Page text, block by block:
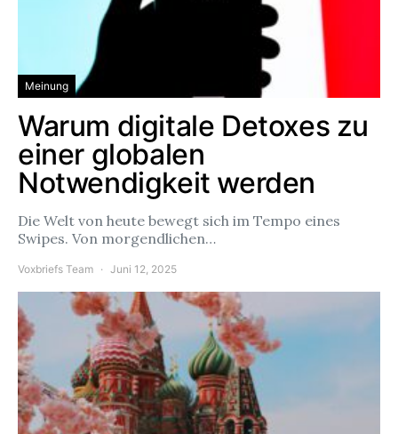
Meinung
Warum digitale Detoxes zu
einer globalen
Notwendigkeit werden
Die Welt von heute bewegt sich im Tempo eines
Swipes. Von morgendlichen…
Voxbriefs Team Juni 12, 2025